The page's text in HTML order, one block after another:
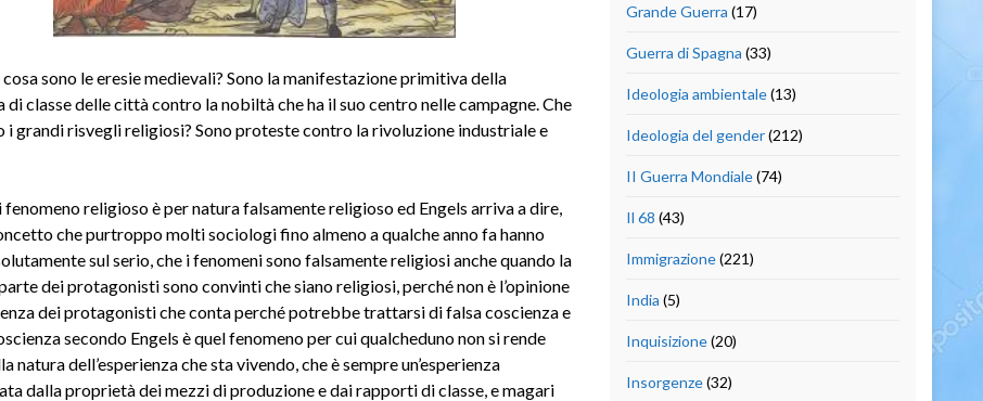
cosa sono le eresie medievali? Sono la manifestazione primitiva della
di classe delle città contro la nobiltà che ha il suo centro nelle campagne. Che
i grandi risvegli religiosi? Sono proteste contro la rivoluzione industriale e
fenomeno religioso è per natura falsamente religioso ed Engels arriva a dire,
che purtroppo molti sociologi fino almeno a qualche anno fa hanno
sul serio, che i fenomeni sono falsamente religiosi anche quando la
dei protagonisti sono convinti che siano religiosi, perché non è l’opinione
dei protagonisti che conta perché potrebbe trattarsi di falsa coscienza e
secondo Engels è quel fenomeno per cui qualcheduno non si rende
natura dell’esperienza che sta vivendo, che è sempre un’esperienza
dalla proprietà dei mezzi di produzione e dai rapporti di classe, e magari
Grande Guerra (17)
Guerra di Spagna (33)
Ideologia ambientale(13)
Ideologia del gender(212)
II Guerra Mondiale(74)
Il 68 (43)
Immigrazione(221)
India (5)
Inquisizione(20)
Insorgenze(32)